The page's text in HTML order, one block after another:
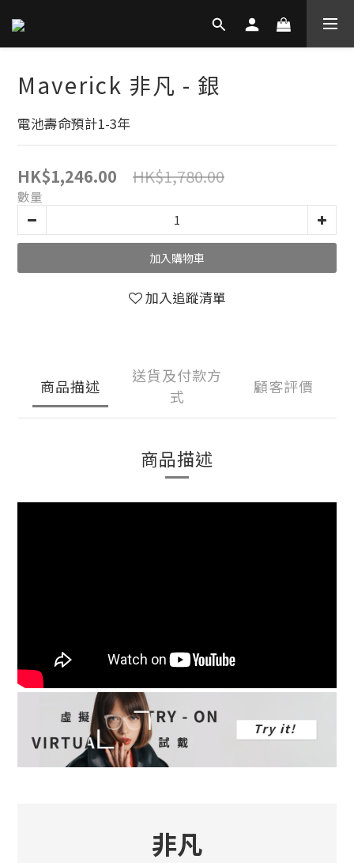
Maverick 非凡 - 銀
電池壽命預計1-3年
HK$1,246.00 HK$1,780.00
數量
加入購物車
加入追蹤清單
商品描述
送貨及付款方
式
顧客評價
商品描述
非凡